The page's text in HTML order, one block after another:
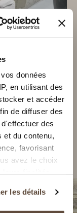
données
en utilisant des
et accéder
de diffuser des
des
et du contenu,
favorisant
avez le choix
relative aux
les détails
Pietre d’Arredo.